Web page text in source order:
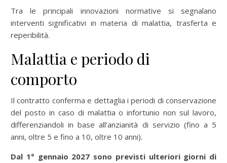
Tra le principali innovazioni normative si segnalano
interventi significativi in materia di malattia, trasferta e
reperibilità.
Malattia e periodo di
comporto
Il contratto conferma e dettaglia i periodi di conservazione
del posto in caso di malattia o infortunio non sul lavoro,
differenziandoli in base all’anzianità di servizio (fino a 5
anni, oltre 5 e fino a 10, oltre 10 anni).
Dal 1° gennaio 2027 sono previsti ulteriori giorni di